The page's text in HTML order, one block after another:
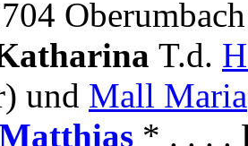
T.d.
und Mall Maria
* . . . .